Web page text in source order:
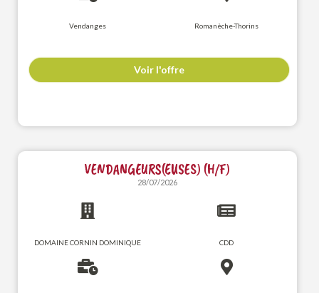
Vendanges Romanèche-Thorins
Voir l'offre
VENDANGEURS(EUSES) (H/F)
28/07/2026
DOMAINE CORNIN DOMINIQUE CDD